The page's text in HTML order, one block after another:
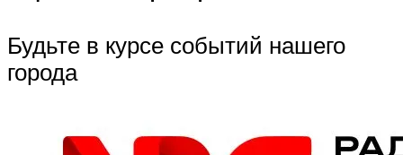
Будьте в курсе событий нашего
города